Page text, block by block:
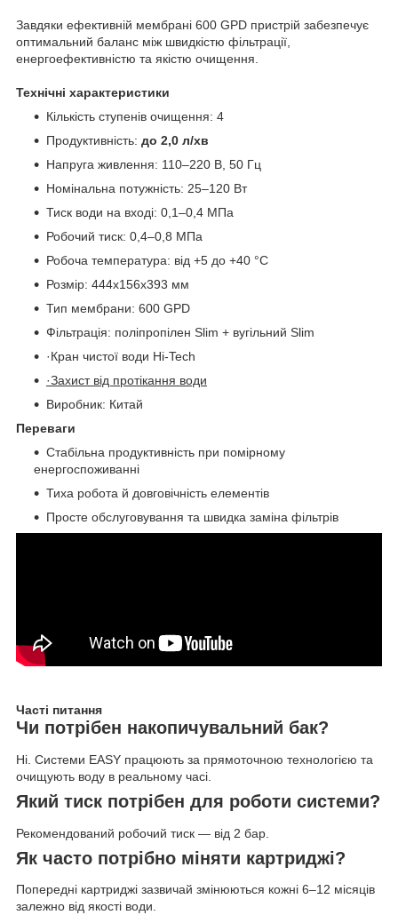
Завдяки ефективній мембрані 600 GPD пристрій забезпечує
оптимальний баланс між швидкістю фільтрації,
енергоефективністю та якістю очищення.
Технічні характеристики
Кількість ступенів очищення: 4
Продуктивність: до 2,0 л/хв
Напруга живлення: 110–220 В, 50 Гц
Номінальна потужність: 25–120 Вт
Тиск води на вході: 0,1–0,4 МПа
Робочий тиск: 0,4–0,8 МПа
Робоча температура: від +5 до +40 °C
Розмір: 444x156x393 мм
Тип мембрани: 600 GPD
Фільтрація: поліпропілен Slim + вугільний Slim
·Кран чистої води Hi-Tech
·Захист від протікання води
Виробник: Китай
Переваги
Стабільна продуктивність при помірному
енергоспоживанні
Тиха робота й довговічність елементів
Просте обслуговування та швидка заміна фільтрів
Часті питання
Чи потрібен накопичувальний бак?
Ні. Системи EASY працюють за прямоточною технологією та
очищують воду в реальному часі.
Який тиск потрібен для роботи системи?
Рекомендований робочий тиск — від 2 бар.
Як часто потрібно міняти картриджі?
Попередні картриджі зазвичай змінюються кожні 6–12 місяців
залежно від якості води.